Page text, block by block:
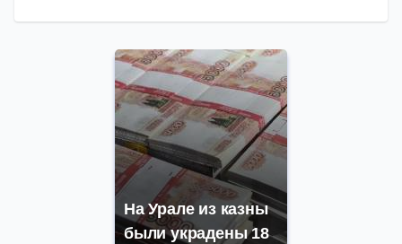
На Урале из казны
были украдены 18